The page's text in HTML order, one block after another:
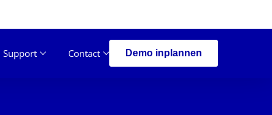
Support Contact Demo inplannen